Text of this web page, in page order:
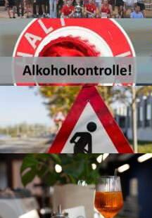
FB News
FB News
UNTER
SCOOTER
FB News
HOT
LUMA